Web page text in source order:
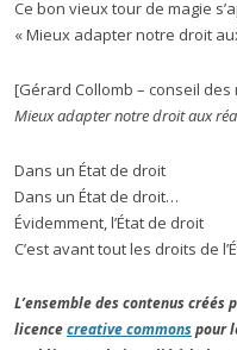
Ce bon vieux tour de magie
« Mieux adapter notre droit
[Gérard Collomb – conseil des
Mieux adapter notre droit aux
Dans un État de droit
Dans un État de droit…
Évidemment, l’État de droit
C’est avant tout les droits de
L’ensemble des contenus créés
licencecreative commonspour